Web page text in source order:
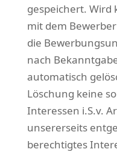
gespeichert. Wird
mit dem
die
nach
automatisch
Löschung keine
Interessen i.S.v.
unsererseits
berechtigtes